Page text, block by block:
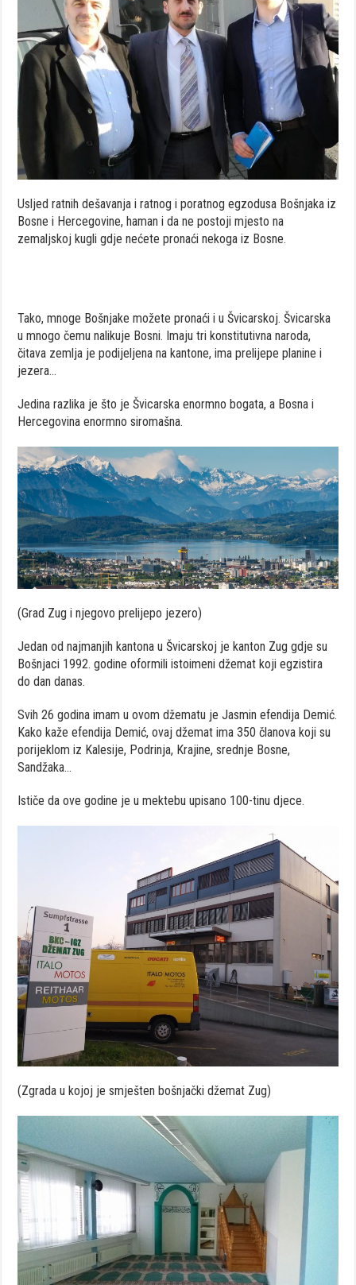
Usljed ratnih dešavanja i ratnog i poratnog egzodusa Bošnjaka iz
Bosne i Hercegovine, haman i da ne postoji mjesto na
zemaljskoj kugli gdje nećete pronaći nekoga iz Bosne.
Tako, mnoge Bošnjake možete pronaći i u Švicarskoj. Švicarska
u mnogo čemu nalikuje Bosni. Imaju tri konstitutivna naroda,
čitava zemlja je podijeljena na kantone, ima prelijepe planine i
jezera…
Jedina razlika je što je Švicarska enormno bogata, a Bosna i
Hercegovina enormno siromašna.
(Grad Zug i njegovo prelijepo jezero)
Jedan od najmanjih kantona u Švicarskoj je kanton Zug gdje su
Bošnjaci 1992. godine oformili istoimeni džemat koji egzistira
do dan danas.
Svih 26 godina imam u ovom džematu je Jasmin efendija Demić.
Kako kaže efendija Demić, ovaj džemat ima 350 članova koji su
porijeklom iz Kalesije, Podrinja, Krajine, srednje Bosne,
Sandžaka…
Ističe da ove godine je u mektebu upisano 100-tinu djece.
(Zgrada u kojoj je smješten bošnjački džemat Zug)